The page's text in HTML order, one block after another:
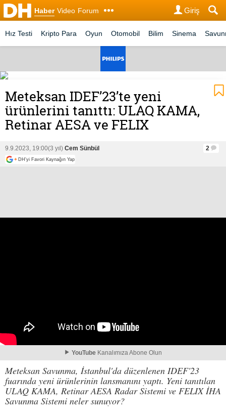
Haber Video Forum Giriş
Hız Testi Kripto Para Oyun Otomobil Bilim Sinema
Meteksan IDEF’23’te yeni
ürünlerini tanıttı: ULAQ KAMA,
Retinar AESA ve FELIX
9.9.2023, 19:00(3 yıl) Cem Sünbül 2
+ DH'yi Favori Kaynağın Yap
YouTube Kanalımıza Abone Olun
Meteksan Savunma, İstanbul'da düzenlenen IDEF'23
fuarında yeni ürünlerinin lansmanını yaptı. Yeni tanıtılan
ULAQ KAMA, Retinar AESA Radar Sistemi ve FELIX İHA
Savunma Sistemi neler sunuyor?